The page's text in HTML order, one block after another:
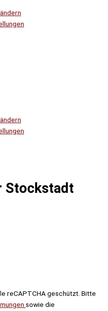
Stockstadt
reCAPTCHA geschützt. Bitte
sowie die